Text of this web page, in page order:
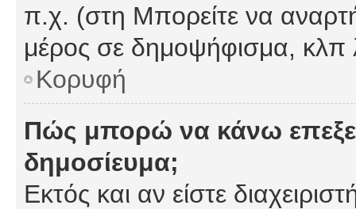
π.χ. (στη Μπορείτε να
μέρος σε δημοψήφισμα, κλπ
Κορυφή
Πώς μπορώ να κάνω
δημοσίευμα;
Εκτός και αν είστε